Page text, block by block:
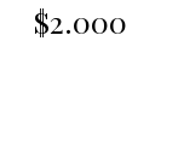
$2.000